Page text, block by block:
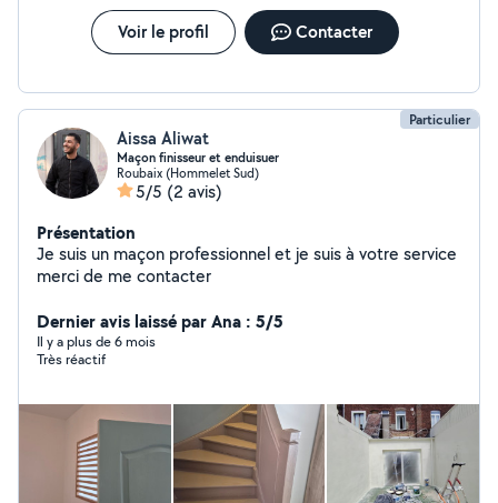
Voir le profil Contacter
Particulier
Aissa Aliwat
Maçon finisseur et enduisuer
Roubaix (Hommelet Sud)
5/5 (2 avis)
Présentation
Je suis un maçon professionnel et je suis à votre service
merci de me contacter
Dernier avis laissé par Ana : 5/5
Il y a plus de 6 mois
Très réactif